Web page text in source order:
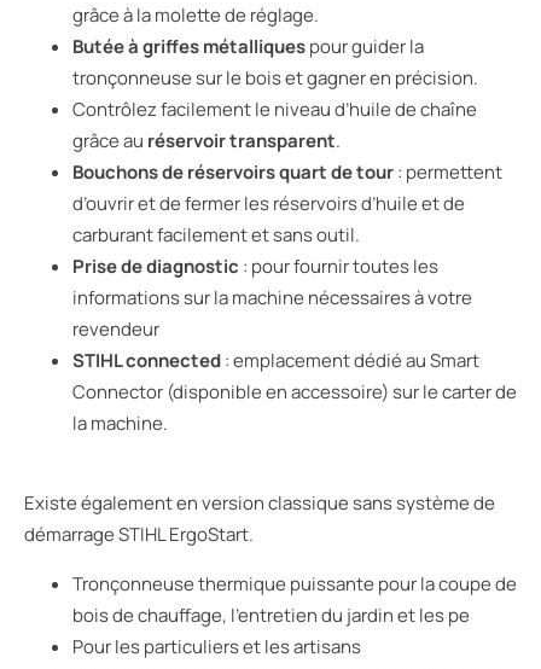
grâce à la molette de réglage.
Butée à griffes métalliquespour guider la
tronçonneuse sur le bois et gagner en précision.
Contrôlez facilement le niveau d’huile de chaîne
grâce au réservoir transparent.
Bouchons de réservoirs quart de tour: permettent
d’ouvrir et de fermer les réservoirs d’huile et de
carburant facilement et sans outil.
Prise de diagnostic : pour fournir toutes les
informations sur la machine nécessaires à votre
revendeur
STIHL connected: emplacement dédié au Smart
Connector (disponible en accessoire) sur le carter de
la machine.
Existe également en version classique sans système de
démarrage STIHL ErgoStart.
Tronçonneuse thermique puissante pour la coupe de
bois de chauffage, l’entretien du jardin et les pe
Pour les particuliers et les artisans